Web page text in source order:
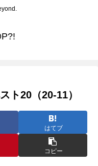
ト20（20-11）
はてブ
コピー